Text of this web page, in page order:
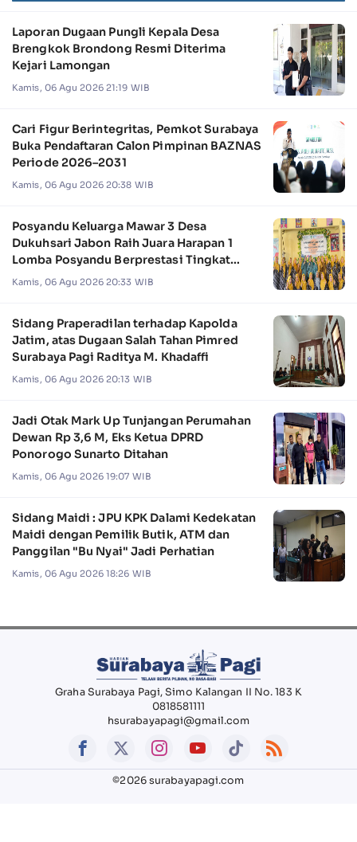
Laporan Dugaan Pungli Kepala Desa
Brengkok Brondong Resmi Diterima
Kejari Lamongan
Kamis, 06 Agu 2026 21:19 WIB
Cari Figur Berintegritas, Pemkot Surabaya
Buka Pendaftaran Calon Pimpinan BAZNAS
Periode 2026–2031
Kamis, 06 Agu 2026 20:38 WIB
Posyandu Keluarga Mawar 3 Desa
Dukuhsari Jabon Raih Juara Harapan 1
Lomba Posyandu Berprestasi Tingkat
Jawa Timur 2026
Kamis, 06 Agu 2026 20:33 WIB
Sidang Praperadilan terhadap Kapolda
Jatim, atas Dugaan Salah Tahan Pimred
Surabaya Pagi Raditya M. Khadaffi
Kamis, 06 Agu 2026 20:13 WIB
Jadi Otak Mark Up Tunjangan Perumahan
Dewan Rp 3,6 M, Eks Ketua DPRD
Ponorogo Sunarto Ditahan
Kamis, 06 Agu 2026 19:07 WIB
Sidang Maidi : JPU KPK Dalami Kedekatan
Maidi dengan Pemilik Butik, ATM dan
Panggilan "Bu Nyai" Jadi Perhatian
Kamis, 06 Agu 2026 18:26 WIB
Graha Surabaya Pagi, Simo Kalangan II No. 183 K
0818581111
hsurabayapagi@gmail.com
©2026 surabayapagi.com